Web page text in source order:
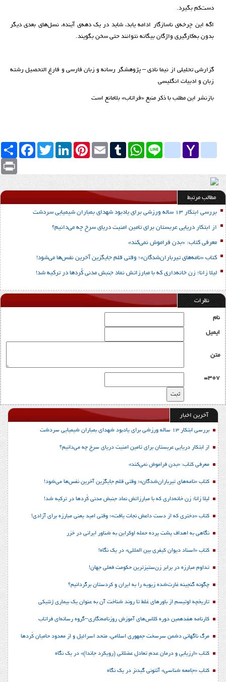
دست‌کم بگیرد.
اگه این چرخه‌ی ناسازگار ادامه یابد، شاید در یک دهه‌ی آینده، نسل‌های بعدی دیگر
بدون به‌کارگیری واژگان بیگانه نتوانند حتی سخن بگویند.
گزارشی تحلیلی از نیما نادی – پژوهشگر رسانه و زبان فارسی و فارغ التحصیل رشته
زبان و ادبیات انگلیسی
بازنشر این مطلب با ذکر منبع «فراتاب» بلامانع است
Facebook TwitterLinkedInPinterest Email TumblrWhatsApp Line
google_bookmarks
Yahoo
yahoo_messenger
Print
مطالب مرتبط
بررسی ابتکار 13 ساله ورزشی برای یادبود شهدای بمباران شیمیایی سردشت
از ابتکار دریایی عربستان برای تامین امنیت دریای سرخ چه می‌دانیم؟
معرفی کتاب: «بدن فراموش نمی‌کند»
کتاب «نامه‌های تیرباران‌شدگان»؛ وقتی قلم جایگزین آخرین نفس‌ها می‌شود!
لیلا زانا؛ زن خانه‌داری که با مبارزاتش نماد جنبش مدنی کُردها در ترکیه شد!
نظرات
نام
ایمیل
متن
3+7=
آخرین اخبار
بررسی ابتکار 13 ساله ورزشی برای یادبود شهدای بمباران شیمیایی سردشت
از ابتکار دریایی عربستان برای تامین امنیت دریای سرخ چه می‌دانیم؟
معرفی کتاب: «بدن فراموش نمی‌کند»
کتاب «نامه‌های تیرباران‌شدگان»؛ وقتی قلم جایگزین آخرین نفس‌ها می‌شود!
لیلا زانا؛ زن خانه‌داری که با مبارزاتش نماد جنبش مدنی کُردها در ترکیه شد!
کتاب «دختری که از دست داعش نجات یافت»؛ وقتی امید یعنی مبارزه برای آزادی!
نگاهی به اهداف پشت پرده حمله اوکراین به شناور ایرانی در خزر
کتاب «اسناد دیوان کیفری بین المللی» در یک نگاه!
تداوم مبارزه در برابر زن‌ستیزترین حکومت فعلی جهان!
چگونه گنجینه غارت‌شده زیویه را به ایران و کردستان برگردانیم؟
تاریخچه اوتیسم از باورهای غلط تا روند شناخت آن به عنوان یک بیماری ژنتیکی
کارنامه هفدهمین دوره کلاس‌های آموزش روزنامه‌نگاری–گروه رسانه‌ای فراتاب
مرگ ناگهانی دشمن سرسخت جمهوری اسلامی، متحد اسرائیل و از معدود حامیان کُردها
کتاب «ارزیابی و درمان عدم تعادل عضلانی (رویکرد جاندا)» در یک نگاه
کتاب «جامعه شناسی» آنتونی گیدنز در یک نگاه